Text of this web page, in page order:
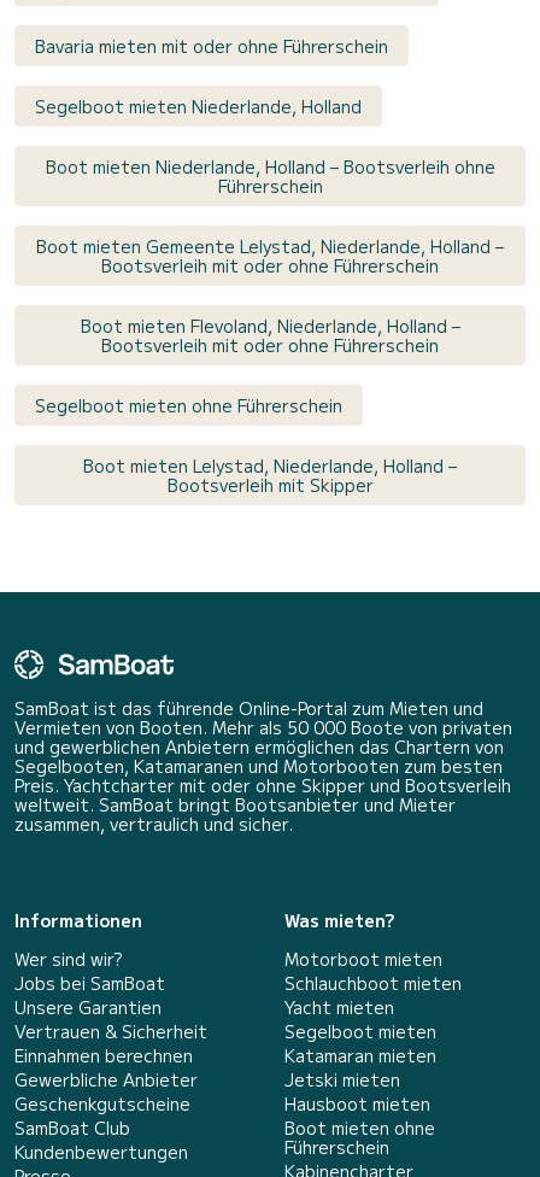
Bavaria mieten mit oder ohne Führerschein
Segelboot mieten Niederlande, Holland
Boot mieten Niederlande, Holland – Bootsverleih ohne
Führerschein
Boot mieten Gemeente Lelystad, Niederlande, Holland –
Bootsverleih mit oder ohne Führerschein
Boot mieten Flevoland, Niederlande, Holland –
Bootsverleih mit oder ohne Führerschein
Segelboot mieten ohne Führerschein
Boot mieten Lelystad, Niederlande, Holland –
Bootsverleih mit Skipper
SamBoat ist das führende Online-Portal zum Mieten und
Vermieten von Booten. Mehr als 50 000 Boote von privaten
und gewerblichen Anbietern ermöglichen das Chartern von
Segelbooten, Katamaranen und Motorbooten zum besten
Preis. Yachtcharter mit oder ohne Skipper und Bootsverleih
weltweit. SamBoat bringt Bootsanbieter und Mieter
zusammen, vertraulich und sicher.
Informationen
Wer sind wir?
Jobs bei SamBoat
Unsere Garantien
Vertrauen & Sicherheit
Einnahmen berechnen
Gewerbliche Anbieter
Geschenkgutscheine
SamBoat Club
Kundenbewertungen
Was mieten?
Motorboot mieten
Schlauchboot mieten
Yacht mieten
Segelboot mieten
Katamaran mieten
Jetski mieten
Hausboot mieten
Boot mieten ohne
Führerschein
Kabinencharter